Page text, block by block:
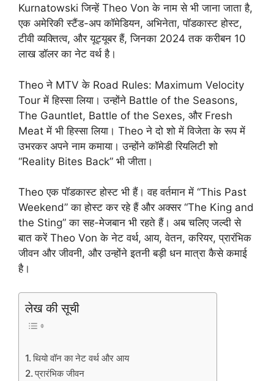
Kurnatowski जिन्हें Theo Von के नाम से भी जाना जाता है,
एक अमेरिकी स्टैंड-अप कॉमेडियन, अभिनेता, पॉडकास्ट होस्ट,
टीवी व्यक्तित्व, और यूट्यूबर हैं, जिनका 2024 तक करीबन 10
लाख डॉलर का नेट वर्थ है।
Theo ने MTV के Road Rules: Maximum Velocity
Tour में हिस्सा लिया। उन्होंने Battle of the Seasons,
The Gauntlet, Battle of the Sexes, और Fresh
Meat में भी हिस्सा लिया। Theo ने दो शो में विजेता के रूप में
उभरकर अपने नाम कमाया। उन्होंने कॉमेडी रियलिटी शो
“Reality Bites Back” भी जीता।
Theo एक पॉडकास्ट होस्ट भी हैं। वह वर्तमान में “This Past
Weekend” का होस्ट कर रहे हैं और अक्सर “The King and
the Sting” का सह-मेजबान भी रहते हैं। अब चलिए जल्दी से
बात करें Theo Von के नेट वर्थ, आय, वेतन, करियर, प्रारंभिक
जीवन और जीवनी, और उन्होंने इतनी बड़ी धन मात्रा कैसे कमाई
है।
लेख की सूची
थियो वॉन का नेट वर्थ और आय
प्रारंभिक जीवन